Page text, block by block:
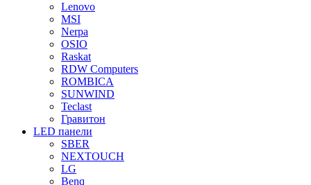
Lenovo
MSI
Nerpa
OSIO
Raskat
RDW Computers
ROMBICA
SUNWIND
Teclast
Гравитон
LED панели
SBER
NEXTOUCH
LG
Benq